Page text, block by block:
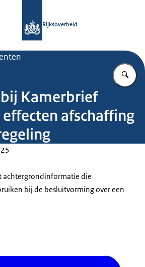
Rijksoverheid
Kamerbrief
afschaffing
achtergrondinformatie die
bij de besluitvorming over een